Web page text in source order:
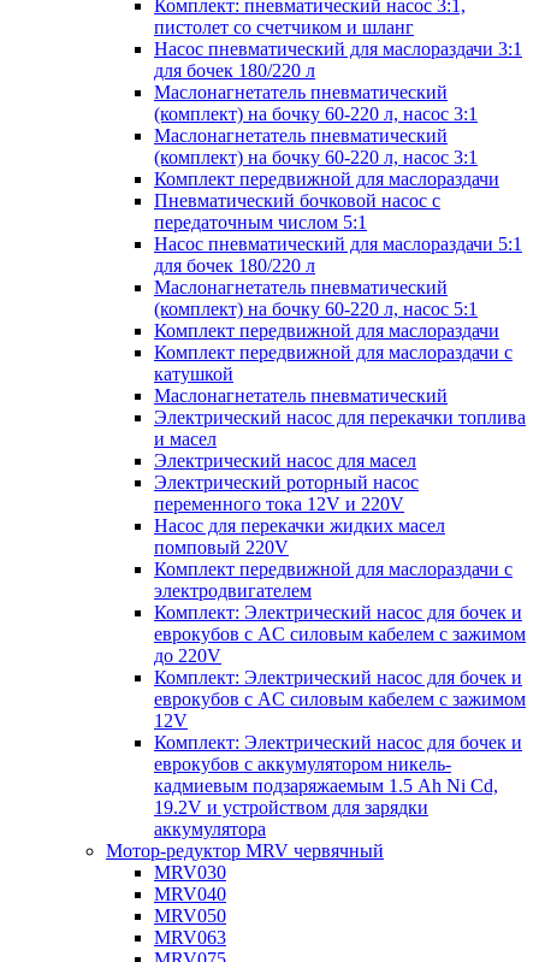
Комплект: пневматический насос 3:1,
пистолет со счетчиком и шланг
Насос пневматический для маслораздачи 3:1
для бочек 180/220 л
Маслонагнетатель пневматический
(комплект) на бочку 60-220 л, насос 3:1
Маслонагнетатель пневматический
(комплект) на бочку 60-220 л, насос 3:1
Комплект передвижной для маслораздачи
Пневматический бочковой насос с
передаточным числом 5:1
Насос пневматический для маслораздачи 5:1
для бочек 180/220 л
Маслонагнетатель пневматический
(комплект) на бочку 60-220 л, насос 5:1
Комплект передвижной для маслораздачи
Комплект передвижной для маслораздачи с
катушкой
Маслонагнетатель пневматический
Электрический насос для перекачки топлива
и масел
Электрический насос для масел
Электрический роторный насос
переменного тока 12V и 220V
Насос для перекачки жидких масел
помповый 220V
Комплект передвижной для маслораздачи с
электродвигателем
Комплект: Электрический насос для бочек и
еврокубов с AC силовым кабелем с зажимом
до 220V
Комплект: Электрический насос для бочек и
еврокубов с AC силовым кабелем с зажимом
12V
Комплект: Электрический насос для бочек и
еврокубов с аккумулятором никель-
кадмиевым подзаряжаемым 1.5 Ah Ni Cd,
19.2V и устройством для зарядки
аккумулятора
Мотор-редуктор MRV червячный
MRV030
MRV040
MRV050
MRV063